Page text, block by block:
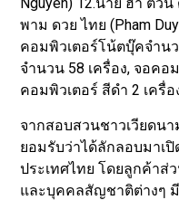
พาม ดวย ไทย (Pham
คอมพิวเตอร์โน้ตบุ๊คจำน
จำนวน 58 เครื่อง, จอคอ
คอมพิวเตอร์ สีดำ 2 เครื่อ
จากสอบสวนชาวเวียดน
ยอมรับว่าได้ลักลอบมาเ
ประเทศไทย โดยลูกค้า
และบุคคลสัญชาติต่างๆ